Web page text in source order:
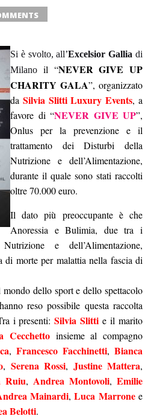
Si è svolto, all’Excelsior Gallia di
Milano il “NEVER GIVE UP
CHARITY GALA”, organizzato
da Silvia Slitti Luxury Events, a
favore di “NEVER GIVE UP”,
Onlus per la prevenzione e il
trattamento dei Disturbi della
Nutrizione e dell’Alimentazione,
durante il quale sono stati raccolti
oltre 70.000 euro.
Il dato più preoccupante è che
Anoressia e Bulimia, due tra i
e dell’Alimentazione,
di morte per malattia nella fascia di
dello sport e dello spettacolo
reso possibile questa raccolta
i presenti:Silvia Slitti e il marito
Cecchetto insieme al compagno
, Francesco Facchinetti,Bianca
, Serena Rossi, Justine Mattera,
Ruiu, Andrea Montovoli, Emilie
Mainardi,Luca Marrone e
Belotti.